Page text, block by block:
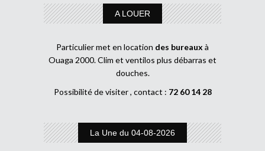
A LOUER
Particulier met en location des bureaux à
Ouaga 2000. Clim et ventilos plus débarras et
douches.
Possibilité de visiter , contact : 72 60 14 28
La Une du 04-08-2026